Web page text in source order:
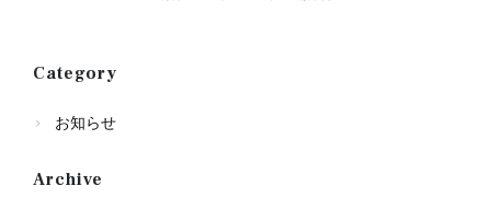
Category
お知らせ
Archive